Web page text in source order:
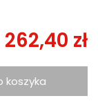
262,40 zł
koszyka